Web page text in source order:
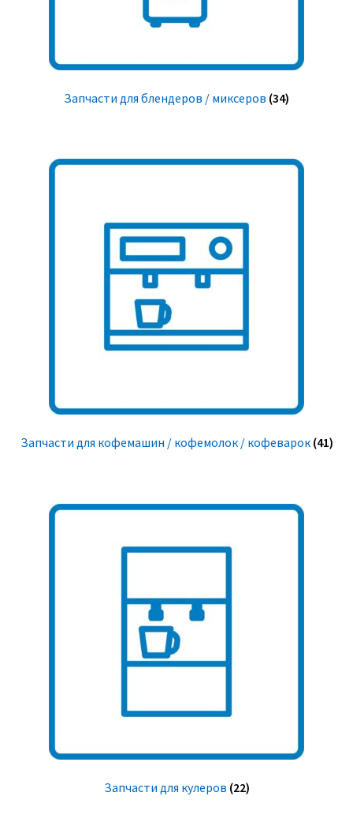
Запчасти для блендеров / миксеров (34)
Запчасти для кофемашин / кофемолок / кофеварок (41)
Запчасти для кулеров (22)